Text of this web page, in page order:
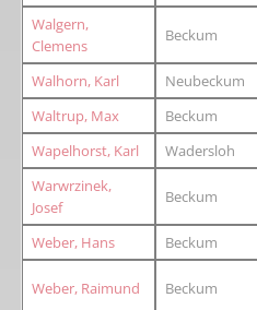
Walgern,
Clemens
Beckum
Walhorn, Karl
Neubeckum
Waltrup, Max
Beckum
Wapelhorst, Karl
Wadersloh
Warwrzinek,
Josef
Beckum
Weber, Hans
Beckum
Weber, Raimund Beckum